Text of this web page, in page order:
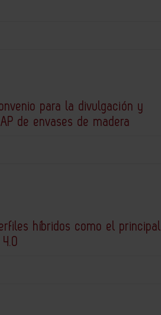
para la divulgación y
de envases de madera
híbridos como el principal